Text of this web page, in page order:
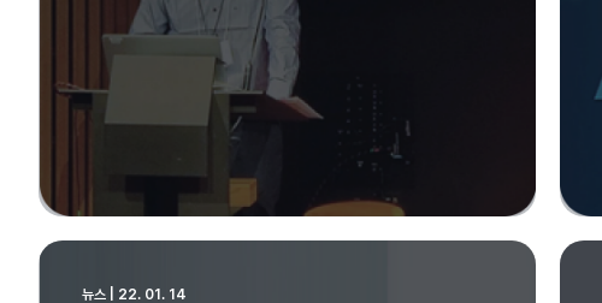
뉴스 | 22. 01. 14